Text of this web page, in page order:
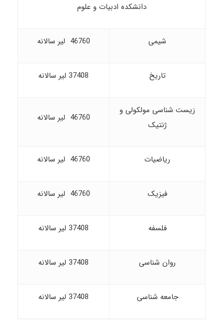
دانشکده ادبیات و علوم
شیمی 46760 لیر سالانه
تاریخ 37408 لیر سالانه
زیست شناسی مولکولی و
ژنتیک
46760 لیر سالانه
ریاضیات 46760 لیر سالانه
فیزیک 46760 لیر سالانه
فلسفه 37408 لیر سالانه
روان شناسی 37408 لیر سالانه
جامعه شناسی 37408 لیر سالانه